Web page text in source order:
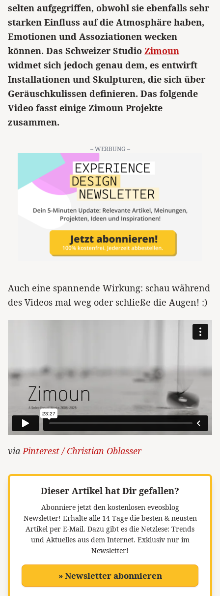
selten aufgegriffen, obwohl sie ebenfalls sehr
starken Einfluss auf die Atmosphäre haben,
Emotionen und Assoziationen wecken
können. Das Schweizer Studio Zimoun
widmet sich jedoch genau dem, es entwirft
Installationen und Skulpturen, die sich über
Geräuschkulissen definieren. Das folgende
Video fasst einige Zimoun Projekte
zusammen.
– WERBUNG –
Auch eine spannende Wirkung: schau während
des Videos mal weg oder schließe die Augen! :)
viaPinterest / Christian Oblasser
Dieser Artikel hat Dir gefallen?
Abonniere jetzt den kostenlosen eveosblog
Newsletter! Erhalte alle 14 Tage die besten & neusten
Artikel per E-Mail. Dazu gibt es die Netzlese: Trends
und Aktuelles aus dem Internet. Exklusiv nur im
Newsletter!
» Newsletter abonnieren